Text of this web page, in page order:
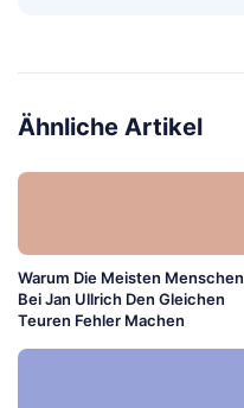
Ähnliche Artikel
Warum Die Meisten Menschen
Bei Jan Ullrich Den Gleichen
Teuren Fehler Machen